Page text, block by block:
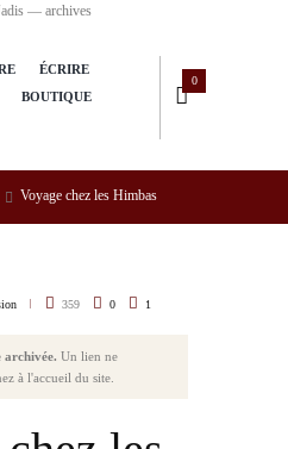
ÉCRIRE
BOUTIQUE
0
Voyage chez les Himbas
359 0 1
archivée. Un lien ne
à l'accueil du site